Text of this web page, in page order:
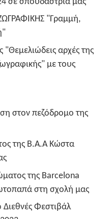
"Γραμμή,
αρχές της
με τους
στον πεζόδρομο της
της B.A.A Κώστα
της Barcelona
στη σχολή μας
Φεστιβάλ